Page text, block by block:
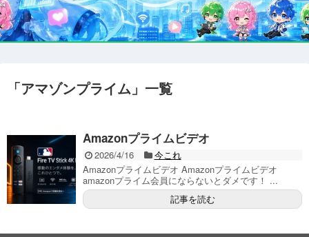
「アマゾンプライム 」 一覧
Amazonプライムビデオ
2026/4/16
今これ
Amazonプライムビデオ Amazonプライムビデオ
amazonプライム会員にならないとダメです！ ...
記事を読む